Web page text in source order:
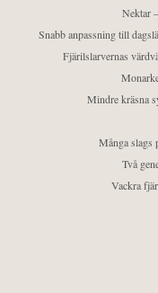
Nektar
Snabb anpassning till
Fjärilslarvernas
Mindre kräsna
Många slags
Två
Vackra